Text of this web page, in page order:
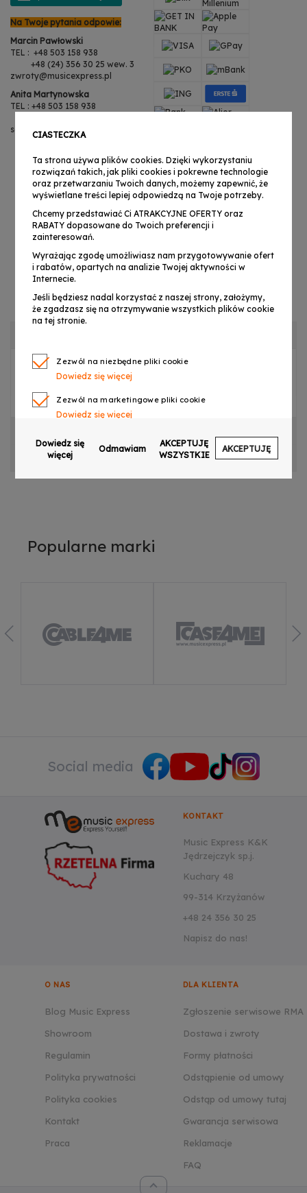
Na Twoje pytania odpowie:
Marcin Pawłowski
TEL : +48 503 158 938
+48 (24) 356 30 25 wew. 3
zwroty@musicexpress.pl
Anita Martynowska
TEL : +48 503 158 938
serwis@musicexpress.pl
PŁYTA WYŚWIETLACZA DO LIGHT4ME MEGA LIGHT
BAR LED 8 RGB
OPINIE
Popularne marki
Social media
KONTAKT
Music Express K&K
Jędrzejczyk sp.j.
Kuchary 48
99-314 Krzyżanów
+48 24 356 30 25
Napisz do nas!
O NAS
Blog Music Express
Showroom
Regulamin
Polityka prywatności
Polityka cookies
Kontakt
Praca
DLA KLIENTA
Zgłoszenie serwisowe RMA
Dostawa i zwroty
Formy płatności
Odstąpienie od umowy
Odstąp od umowy tutaj
Gwarancja serwisowa
Reklamacje
FAQ
CIASTECZKA
Ta strona używa plików cookies. Dzięki wykorzystaniu
rozwiązań takich, jak pliki cookies i pokrewne technologie
oraz przetwarzaniu Twoich danych, możemy zapewnić, że
wyświetlane treści lepiej odpowiedzą na Twoje potrzeby.
Chcemy przedstawiać Ci ATRAKCYJNE OFERTY oraz
RABATY dopasowane do Twoich preferencji i
zainteresowań.
Wyrażając zgodę umożliwiasz nam przygotowywanie ofert
i rabatów, opartych na analizie Twojej aktywności w
Internecie.
Jeśli będziesz nadal korzystać z naszej strony, założymy,
że zgadzasz się na otrzymywanie wszystkich plików cookie
na tej stronie.
Zezwól na niezbędne pliki cookie
Dowiedz się więcej
Zezwól na marketingowe pliki cookie
Dowiedz się więcej
Zezwól na pliki cookie dotyczące preferencji
Dowiedz się więcej
Dowiedz się więcej
Dowiedz się
więcej
Odmawiam
AKCEPTUJĘ
WSZYSTKIE
AKCEPTUJĘ